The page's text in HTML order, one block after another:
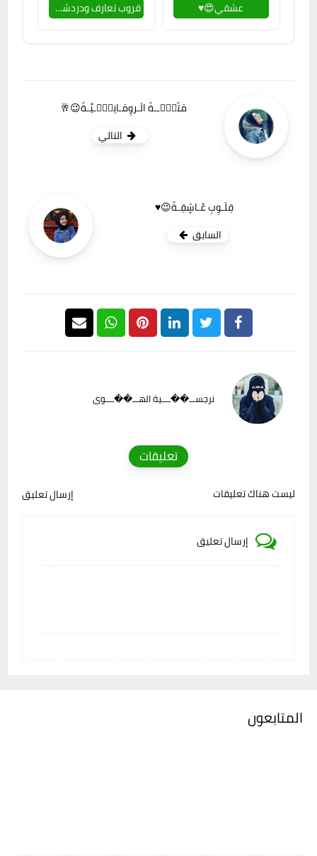
عشقي😍♥ قروب تعارف ودردشة😍💬
مَتّعۣۗــةّ الَـروِمَـانِسۣۗـيِّـةّ😉🥂
التالي
قِلَـوِبِ عٌـاشٍقِـةّ😉♥️
السابق
نرجســـ��ــــية الهـــ��ــــوى
تعليقات
ليست هناك تعليقات إرسال تعليق
إرسال تعليق
المتابعون